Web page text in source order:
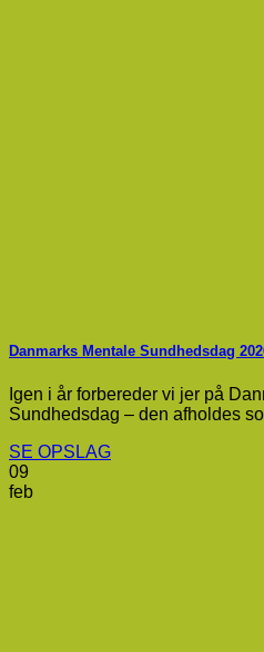
Danmarks Mentale Sundhedsdag
Igen i år forbereder vi jer på
Sundhedsdag – den afholdes
SE OPSLAG
09
feb